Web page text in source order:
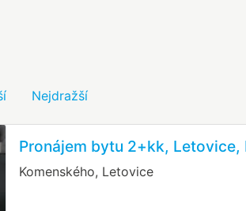
Nejdražší
Pronájem bytu 2+kk, Letovice,
Komenského, Letovice